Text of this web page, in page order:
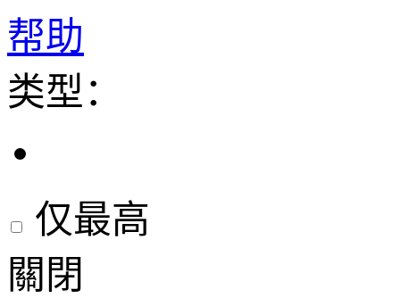
帮助
类型：
仅最高
關閉